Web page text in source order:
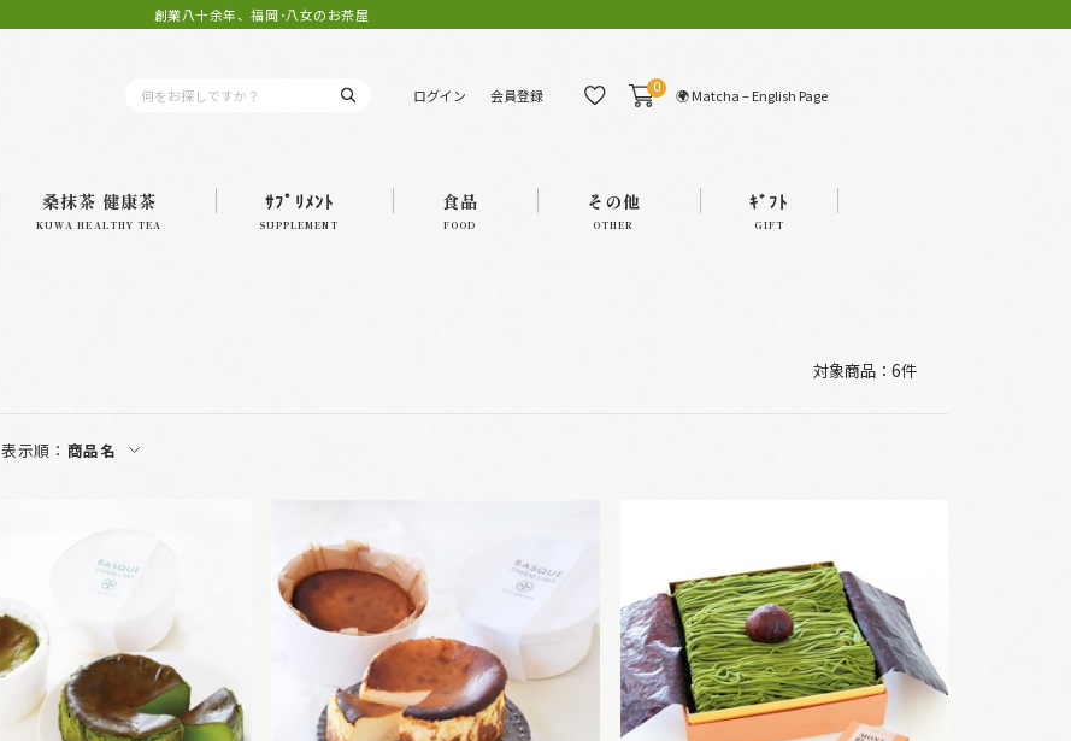
創業八十余年、福岡･八女のお茶屋
ログイン 会員登録 0 🌍 Matcha – English Page
桑抹茶 健康茶
KUWA HEALTHY TEA
ｻﾌﾟﾘﾒﾝﾄ
SUPPLEMENT
食品
FOOD
その他
OTHER
ｷﾞﾌﾄ
GIFT
対象商品：6件
表示順： 商品名